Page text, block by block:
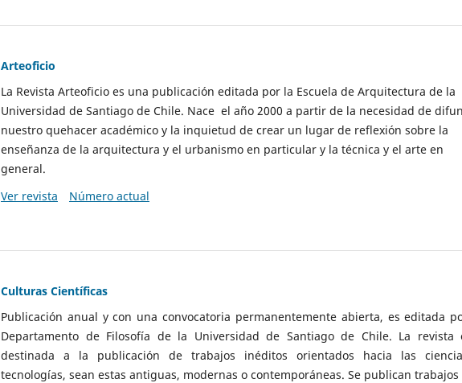
Arteoficio
La Revista Arteoficio es una publicación editada por la Escuela de Arquitectura de la
Universidad de Santiago de Chile. Nace el año 2000 a partir de la necesidad de
nuestro quehacer académico y la inquietud de crear un lugar de reflexión sobre la
enseñanza de la arquitectura y el urbanismo en particular y la técnica y el arte en
general.
Ver revista
Número actual
Culturas Científicas
Publicación anual y con una convocatoria permanentemente abierta, es editada
Departamento de Filosofía de la Universidad de Santiago de Chile. La revista
destinada a la publicación de trabajos inéditos orientados hacia las
tecnologías, sean estas antiguas, modernas o contemporáneas. Se publican